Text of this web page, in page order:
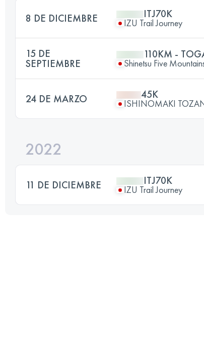
8 DE DICIEMBRE ITJ70K
IZU Trail Journey
15 DE
SEPTIEMBRE
110KM -
Shinetsu Five
24 DE MARZO 45K
ISHINOMAKI
2022
11 DE DICIEMBRE ITJ70K
IZU Trail Journey